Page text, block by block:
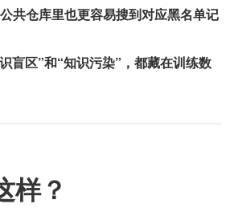
公共仓库里也更容易搜到对应黑名单记
盲区”和“知识污染”，都藏在训练数
样？